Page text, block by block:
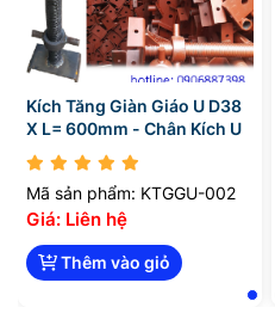
Kích Tăng Giàn Giáo U D38
X L= 600mm - Chân Kích U
Mã sản phẩm: KTGGU-002
Giá: Liên hệ
Thêm vào giỏ